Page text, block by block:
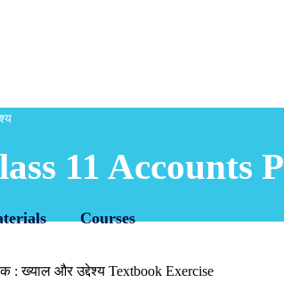
Courses
11 Accounts
: ख्याल और उद्देश्य Textbook Exercise